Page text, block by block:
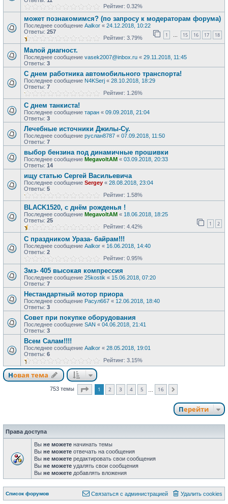
Рейтинг: 0.32%
может познакомимся? (по запросу к модераторам форума)
Последнее сообщение Aalkor « 24.12.2018, 10:22
Ответы: 257 1 … 15 16 17 18
Рейтинг: 3.79%
Малой диагност.
Последнее сообщение vasek2007@inbox.ru « 29.11.2018, 11:45
Ответы: 3
С днем работника автомобильного транспорта!
Последнее сообщение N4KSerj « 28.10.2018, 18:29
Ответы: 7
Рейтинг: 1.26%
С днем танкиста!
Последнее сообщение таран « 09.09.2018, 21:04
Ответы: 3
Лечебные источники Джилы-Су.
Последнее сообщение руслан8787 « 07.09.2018, 11:50
Ответы: 7
выбор бензина под динамичные прошивки
Последнее сообщение MegavoltAM « 03.09.2018, 20:33
Ответы: 14
ищу статью Сергей Васильевича
Последнее сообщение Sergey « 28.08.2018, 23:04
Ответы: 5
Рейтинг: 1.58%
BLACK1520, с днём рожденья !
Последнее сообщение MegavoltAM « 18.06.2018, 18:25
Ответы: 25 1 2
Рейтинг: 4.42%
С праздником Ураза- байрам!!!
Последнее сообщение Aalkor « 16.06.2018, 14:40
Ответы: 2
Рейтинг: 0.95%
Змз- 405 высокая компрессия
Последнее сообщение 25kostik « 15.06.2018, 07:20
Ответы: 7
Нестандартный мотор приора
Последнее сообщение Расул667 « 12.06.2018, 18:40
Ответы: 3
Совет при покупке оборудования
Последнее сообщение SAN « 04.06.2018, 21:41
Ответы: 3
Всем Салам!!!!
Последнее сообщение Aalkor « 28.05.2018, 19:01
Ответы: 6
Рейтинг: 3.15%
Новая тема
753 темы Страница из
1 2 3 4 5 16
Перейти
Права доступа
Вы не можете начинать темы
Вы не можете отвечать на сообщения
Вы не можете редактировать свои сообщения
Вы не можете удалять свои сообщения
Вы не можете добавлять вложения
Список форумов Удалить cookies
Связаться с администрацией